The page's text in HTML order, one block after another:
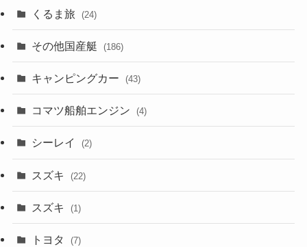
くるま旅 (24)
その他国産艇 (186)
キャンピングカー (43)
コマツ船舶エンジン (4)
シーレイ (2)
スズキ (22)
スズキ (1)
トヨタ (7)